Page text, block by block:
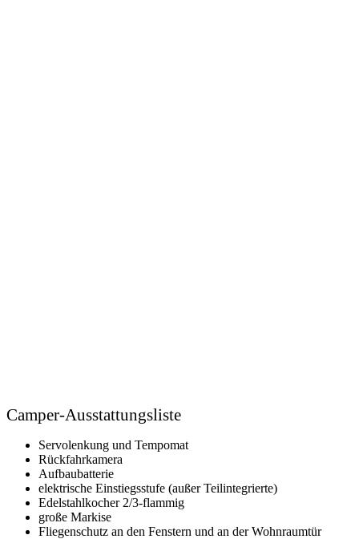
Camper-Ausstattungsliste
Servolenkung und Tempomat​
Rückfahrkamera
Aufbaubatterie​
elektrische Einstiegsstufe​ (außer Teilintegrierte)
Edelstahlkocher 2/3-flammig​
große Markise​
Fliegenschutz an den Fenstern und an der Wohnraumtür​